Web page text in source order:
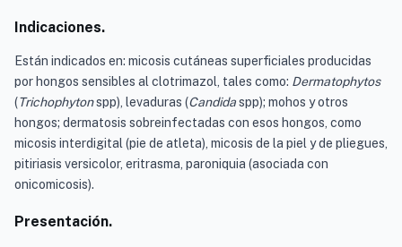
Indicaciones.
Están indicados en: micosis cutáneas superficiales producidas
por hongos sensibles al clotrimazol, tales como: Dermatophytos
(Trichophytonspp), levaduras (Candidaspp); mohos y otros
hongos; dermatosis sobreinfectadas con esos hongos, como
micosis interdigital (pie de atleta), micosis de la piel y de pliegues,
pitiriasis versicolor, eritrasma, paroniquia (asociada con
onicomicosis).
Presentación.